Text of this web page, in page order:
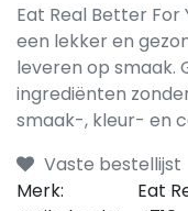
Eat Real Better For
een lekker en
leveren op smaak.
ingrediënten
smaak-, kleur- en
Vaste bestellijst
Merk:
Eat